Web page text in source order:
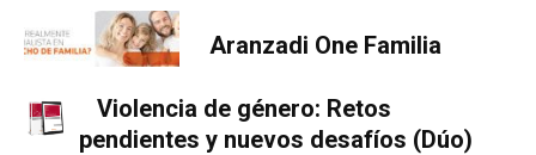
Aranzadi One Familia
Violencia de género: Retos
pendientes y nuevos desafíos (Dúo)